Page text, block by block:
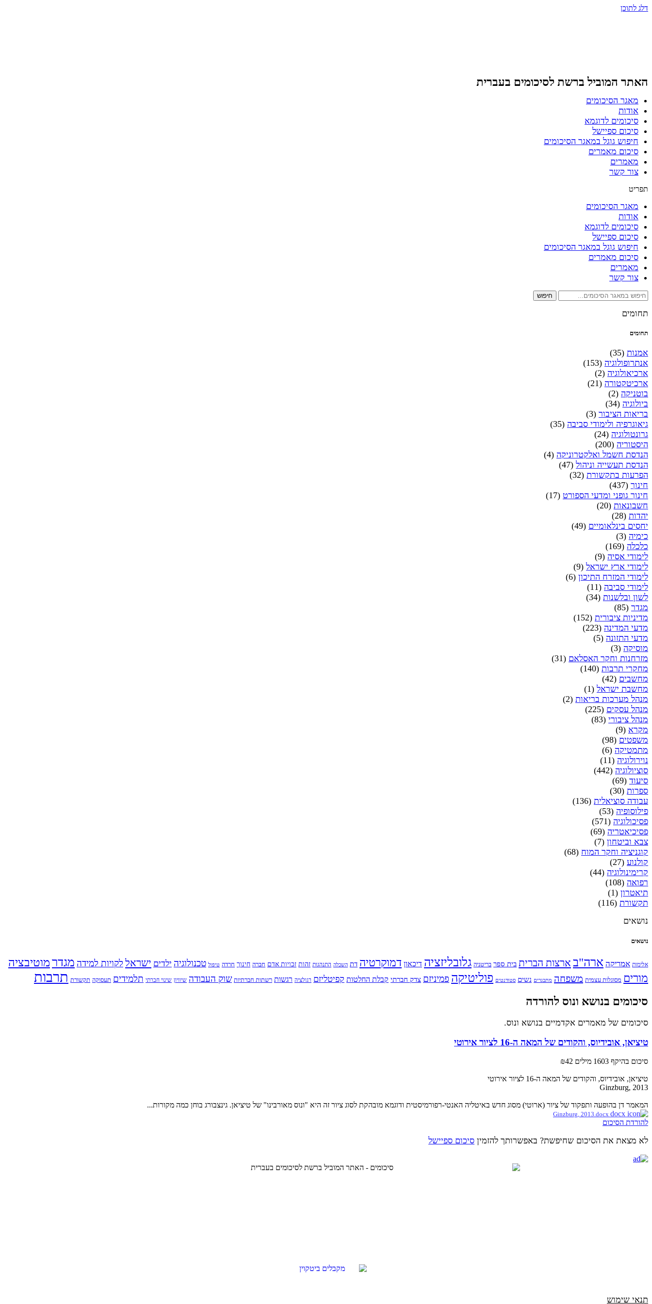
דלג לתוכן
האתר המוביל ברשת לסיכומים בעברית
מאגר הסיכומים
אודות
סיכומים לדוגמא
סיכום ספיישל
חיפוש גוגל במאגר הסיכומים
סיכום מאמרים
מאמרים
צור קשר
תפריט
מאגר הסיכומים
אודות
סיכומים לדוגמא
סיכום ספיישל
חיפוש גוגל במאגר הסיכומים
סיכום מאמרים
מאמרים
צור קשר
חיפוש
תחומים
תחומים
אמנות (35)
אנתרופולוגיה (153)
ארכיאולוגיה (2)
ארכיטקטורה (21)
בוטניקה (2)
ביולוגיה (34)
בריאות הציבור (3)
גיאוגרפיה ולימודי סביבה (35)
גרונטולוגיה (24)
היסטוריה (200)
הנדסת חשמל ואלקטרוניקה (4)
הנדסת תעשייה וניהול (47)
הפרעות בתקשורת (32)
חינוך (437)
חינוך גופני ומדעי הספורט (17)
חשבונאות (20)
יהדות (28)
יחסים בינלאומיים (49)
כימיה (3)
כלכלה (169)
לימודי אסיה (9)
לימודי ארץ ישראל (9)
לימודי המזרח התיכון (6)
לימודי סביבה (11)
לשון ובלשנות (34)
מגדר (85)
מדיניות ציבורית (152)
מדעי המדינה (223)
מדעי התזונה (5)
מוסיקה (3)
מזרחנות וחקר האסלאם (31)
מחקרי תרבות (140)
מחשבים (42)
מחשבת ישראל (1)
מנהל מערכות בריאות (2)
מנהל עסקים (225)
מנהל ציבורי (83)
מקרא (9)
משפטים (98)
מתמטיקה (6)
נוירולוגיה (11)
סוציולוגיה (442)
סיעוד (69)
ספרות (30)
עבודה סוציאלית (136)
פילוסופיה (53)
פסיכולוגיה (571)
פסיכיאטריה (69)
צבא וביטחון (7)
קוגניציה וחקר המוח (68)
קולנוע (27)
קרימינולוגיה (44)
רפואה (108)
תיאטרון (1)
תקשורת (116)
נושאים
נושאים
אלימות אמריקה ארה"ב ארצות הברית בית ספר בריטניה גלובליזציה דיכאון דמוקרטיה דת השכלה התנהגות זהות זכויות אדם חברה חינוך חרדה טיפול טכנולוגיה ילדים ישראל לקויות למידה מגדרמוטיבציה
מורים מסוגלות עצמית משפחה מתבגרים נשים סטודנטים פוליטיקה פמיניזם צדק חברתי קבלת החלטות קפיטליזם רגולציה רגשות רשתות חברתיות שוק העבודה שיוויון שינוי חברתי תלמידים תעסוקה תקשורת תרבות
סיכומים בנושא ונוס להורדה
סיכומים של מאמרים אקדמיים בנושא ונוס.
טיציאן, אובידיוס, והקודים של המאה ה-16 לציור אירוטי
סיכום בהיקף 1603 מילים ₪42
טיציאן, אובידיוס, והקודים של המאה ה-16 לציור אירוטי
Ginzburg, 2013
המאמר דן בהופעה ותפקוד של ציור (ארוטי) מסוג חדש באיטליה האנטי-רפורמיסטית ודוגמא מובהקת לסוג ציור זה היא "ונוס מאורבינו" של טיציאן. גינצבורג בוחן כמה מקורות...
להורדת הסיכום
לא מצאת את הסיכום שחיפשת? באפשרותך להזמין סיכום ספיישל
תנאי שימוש